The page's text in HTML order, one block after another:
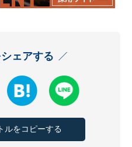
ェアする
ルをコピーする